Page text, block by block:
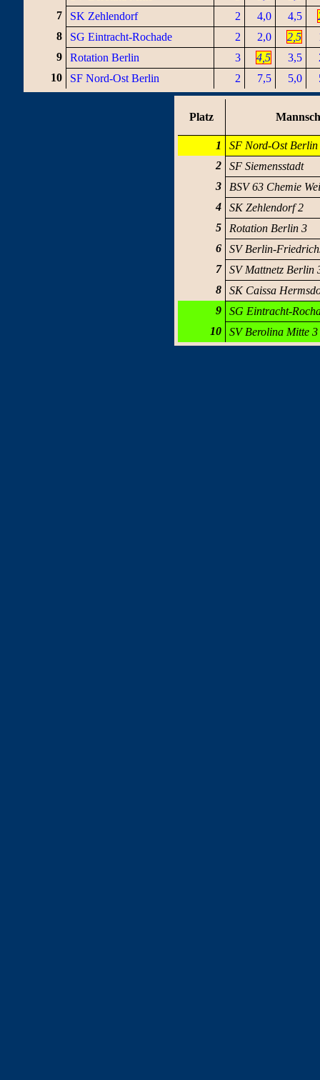
7
SK Zehlendorf 2 4,0 4,5
8
SG Eintracht-Rochade 2 2,0 2,5
9
Rotation Berlin 3 4,5 3,5
10
SF Nord-Ost Berlin 2 7,5 5,0
Platz
1
SF Nord-Ost Berlin
2
SF Siemensstadt
3
BSV 63 Chemie
4
SK Zehlendorf 2
5
Rotation Berlin 3
6
SV Berlin-
7
SV Mattnetz Berlin
8
SK Caissa
9
SG Eintracht-
10
SV Berolina Mitte 3